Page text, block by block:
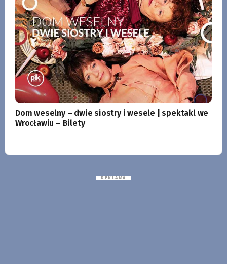
Dom weselny – dwie siostry i wesele | spektakl we
Wrocławiu – Bilety